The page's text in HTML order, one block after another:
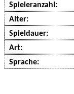
Spieleranzahl:
Alter:
Spieldauer:
Art:
Sprache: